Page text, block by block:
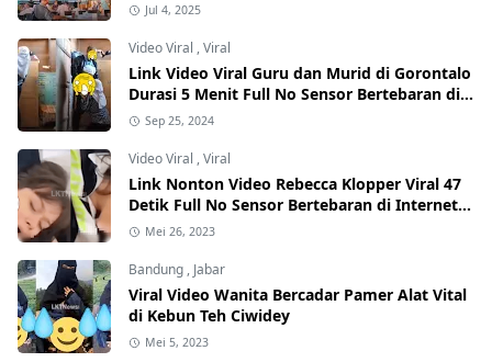
Jul 4, 2025
Video Viral ,Viral
Link Video Viral Guru dan Murid di Gorontalo
Durasi 5 Menit Full No Sensor Bertebaran di
Internet, Hati-Hati Phising!
Sep 25, 2024
Video Viral ,Viral
Link Nonton Video Rebecca Klopper Viral 47
Detik Full No Sensor Bertebaran di Internet,
Hati-Hati Phising!
Mei 26, 2023
Bandung , Jabar
Viral Video Wanita Bercadar Pamer Alat Vital
di Kebun Teh Ciwidey
Mei 5, 2023